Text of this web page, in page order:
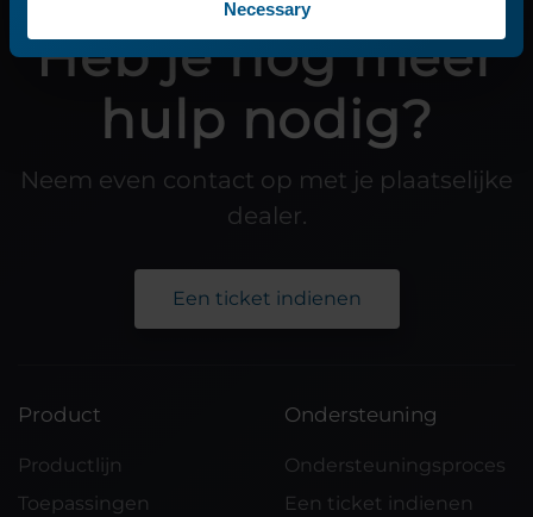
Necessary
Heb je nog meer
hulp nodig?
Neem even contact op met je plaatselijke
dealer.
Een ticket indienen
Product
Productlijn
Toepassingen
Ondersteuning
Ondersteuningsproces
Een ticket indienen